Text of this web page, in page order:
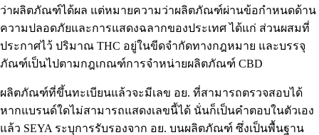
ว่าผลิตภัณฑ์ได้ผล แต่หมายความว่าผลิตภัณฑ์ผ่านข้อกำหนดด้าน
ความปลอดภัยและการแสดงฉลากของประเทศ ได้แก่ ส่วนผสมที่
ประกาศไว้ ปริมาณ THC อยู่ในขีดจำกัดทางกฎหมาย และบรรจุ
ภัณฑ์เป็นไปตามกฎเกณฑ์การจำหน่ายผลิตภัณฑ์ CBD
ผลิตภัณฑ์ที่ขึ้นทะเบียนแล้วจะมีเลข อย. ที่สามารถตรวจสอบได้
หากแบรนด์ใดไม่สามารถแสดงเลขนี้ได้ นั่นก็เป็นคำตอบในตัวเอง
แล้ว SEYA ระบุการรับรองจาก อย. บนผลิตภัณฑ์ ซึ่งเป็นพื้นฐาน